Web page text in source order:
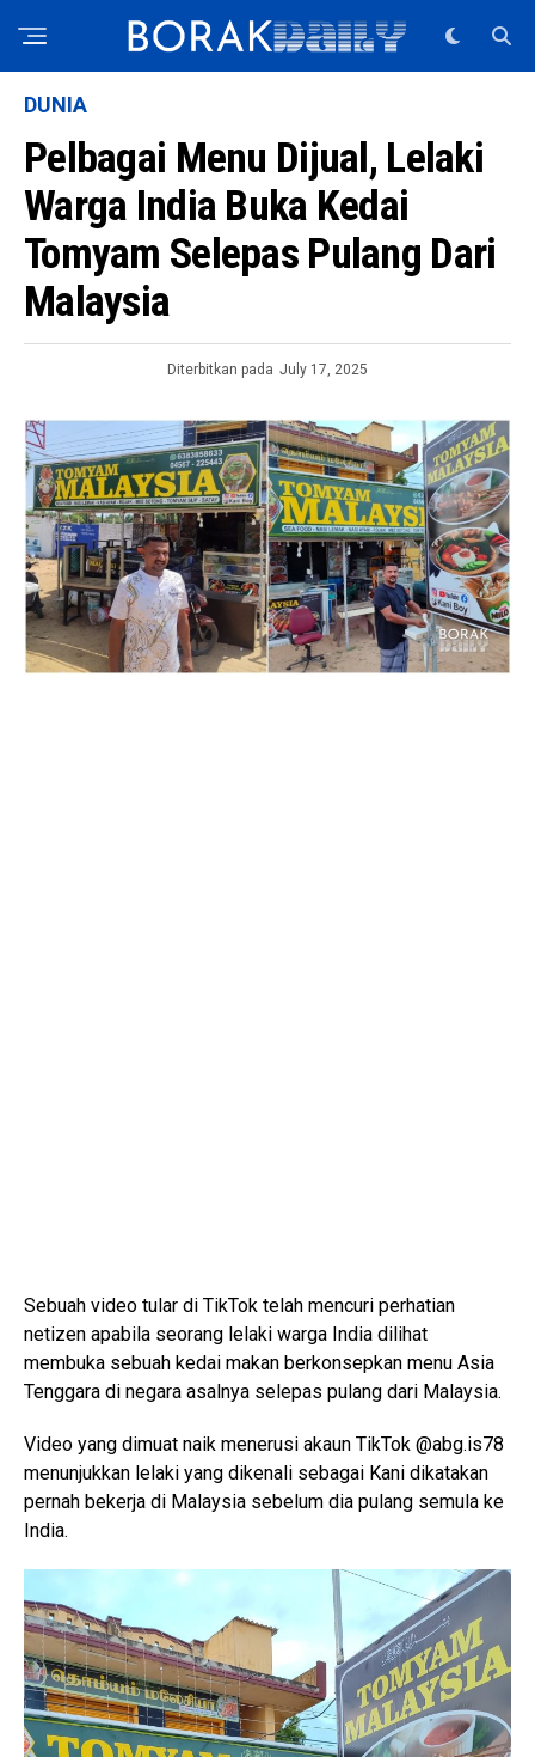
DUNIA
Pelbagai Menu Dijual, Lelaki
Warga India Buka Kedai
Tomyam Selepas Pulang Dari
Malaysia
Diterbitkan pada July 17, 2025
Sebuah video tular di TikTok telah mencuri perhatian
netizen apabila seorang lelaki warga India dilihat
membuka sebuah kedai makan berkonsepkan menu Asia
Tenggara di negara asalnya selepas pulang dari Malaysia.
Video yang dimuat naik menerusi akaun TikTok @abg.is78
menunjukkan lelaki yang dikenali sebagai Kani dikatakan
pernah bekerja di Malaysia sebelum dia pulang semula ke
India.